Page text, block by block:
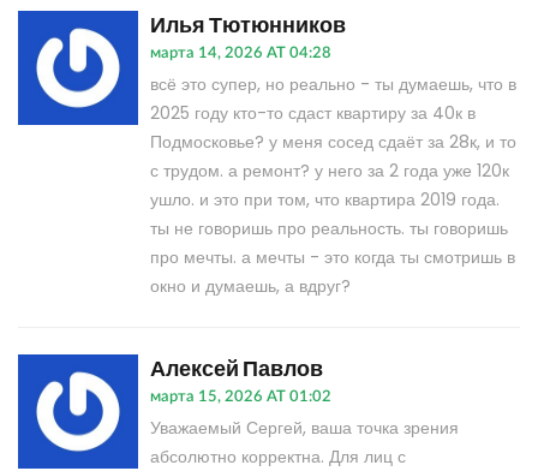
Илья Тютюнников
марта 14, 2026 AT 04:28
всё это супер, но реально - ты думаешь, что в
2025 году кто-то сдаст квартиру за 40к в
Подмосковье? у меня сосед сдаёт за 28к, и то
с трудом. а ремонт? у него за 2 года уже 120к
ушло. и это при том, что квартира 2019 года.
ты не говоришь про реальность. ты говоришь
про мечты. а мечты - это когда ты смотришь в
окно и думаешь, а вдруг?
Алексей Павлов
марта 15, 2026 AT 01:02
Уважаемый Сергей, ваша точка зрения
абсолютно корректна. Для лиц с